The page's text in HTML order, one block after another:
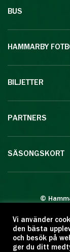
BUS
HAMMARBY
BILJETTER
PARTNERS
SÄSONGSKORT
©
Vi använder
den bästa
och besök på
ger du ditt